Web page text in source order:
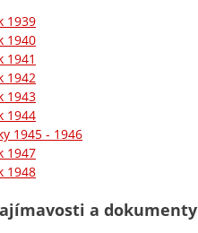
1939
1940
1941
1942
1943
1944
1945 - 1946
1947
1948
a dokumenty